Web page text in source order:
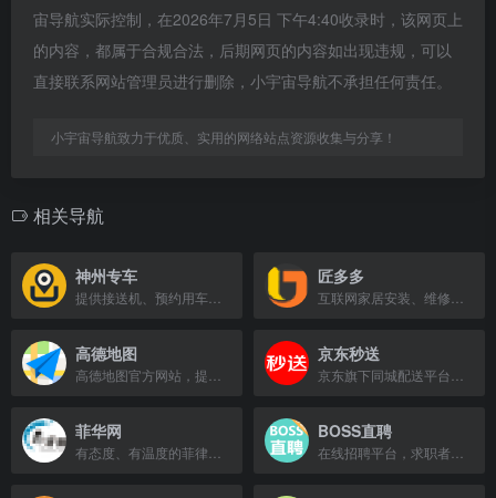
宙导航实际控制，在2026年7月5日 下午4:40收录时，该网页上
的内容，都属于合规合法，后期网页的内容如出现违规，可以
直接联系网站管理员进行删除，小宇宙导航不承担任何责任。
小宇宙导航致力于优质、实用的网络站点资源收集与分享！
相关导航
神州专车 匠多多
高德地图 京东秒送
菲华网 BOSS直聘